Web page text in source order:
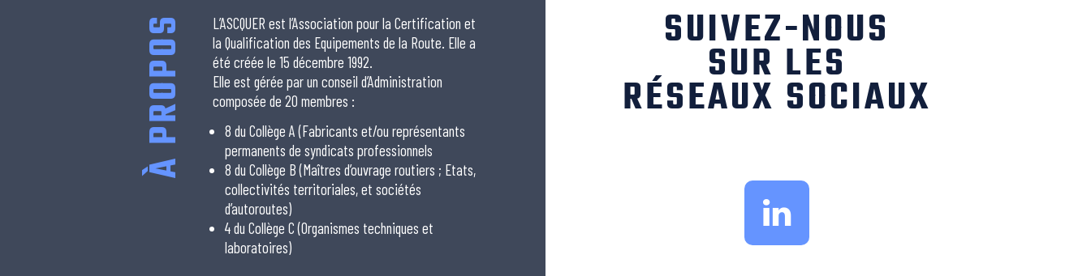
À PROPOS
L’ASCQUER est l’Association pour la Certification et
la Qualification des Equipements de la Route. Elle a
été créée le 15 décembre 1992.
Elle est gérée par un conseil d’Administration
composée de 20 membres :
8 du Collège A (Fabricants et/ou représentants
permanents de syndicats professionnels
8 du Collège B (Maîtres d’ouvrage routiers ; Etats,
collectivités territoriales, et sociétés
d’autoroutes)
4 du Collège C (Organismes techniques et
laboratoires)
SUIVEZ-NOUS
SUR LES
RÉSEAUX SOCIAUX